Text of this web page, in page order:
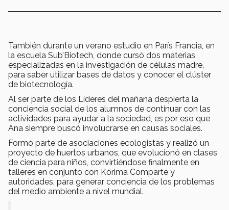
También durante un verano estudio en París Francia, en
la escuela Sub’Biotech, donde cursó dos materias
especializadas en la investigación de células madre,
para saber utilizar bases de datos y conocer el clúster
de biotecnología.
Al ser parte de los Líderes del mañana despierta la
conciencia social de los alumnos de continuar con las
actividades para ayudar a la sociedad, es por eso que
Ana siempre buscó involucrarse en causas sociales.
Formó parte de asociaciones ecologistas y realizó un
proyecto de huertos urbanos, que evolucionó en clases
de ciencia para niños, convirtiéndose finalmente en
talleres en conjunto con Kórima Comparte y
autoridades, para generar conciencia de los problemas
del medio ambiente a nivel mundial.